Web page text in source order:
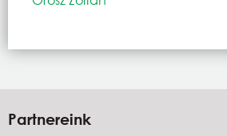
Partnereink